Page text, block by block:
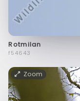
Rotmilan
f54643
Zoom